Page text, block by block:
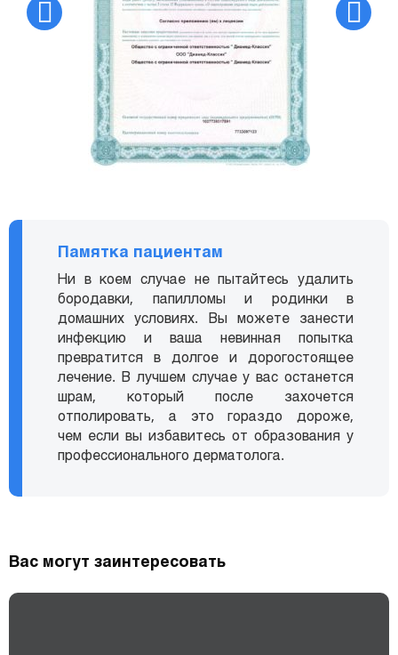
Памятка пациентам
Ни в коем случае не пытайтесь удалить
бородавки, папилломы и родинки в
домашних условиях. Вы можете занести
инфекцию и ваша невинная попытка
превратится в долгое и дорогостоящее
лечение. В лучшем случае у вас останется
шрам, который после захочется
отполировать, а это гораздо дороже,
чем если вы избавитесь от образования у
профессионального дерматолога.
Вас могут заинтересовать